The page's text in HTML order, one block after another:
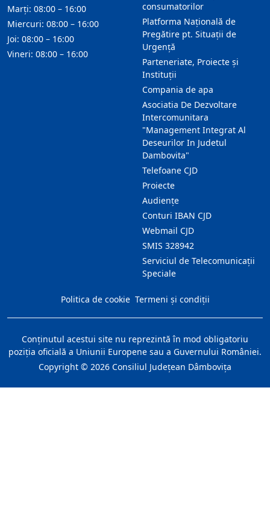
consumatorilor
Platforma Națională de
Pregătire pt. Situații de
Urgență
Parteneriate, Proiecte și
Instituții
Compania de apa
Asociatia De Dezvoltare
Intercomunitara
"Management Integrat Al
Deseurilor In Judetul
Dambovita"
Telefoane CJD
Proiecte
Audienţe
Conturi IBAN CJD
Webmail CJD
SMIS 328942
Serviciul de Telecomunicații
Speciale
Marți: 08:00 – 16:00
Miercuri: 08:00 – 16:00
Joi: 08:00 – 16:00
Vineri: 08:00 – 16:00
Politica de cookie Termeni și condiții
Conţinutul acestui site nu reprezintă în mod obligatoriu
poziţia oficială a Uniunii Europene sau a Guvernului României.
Copyright © 2026 Consiliul Judeţean Dâmboviţa